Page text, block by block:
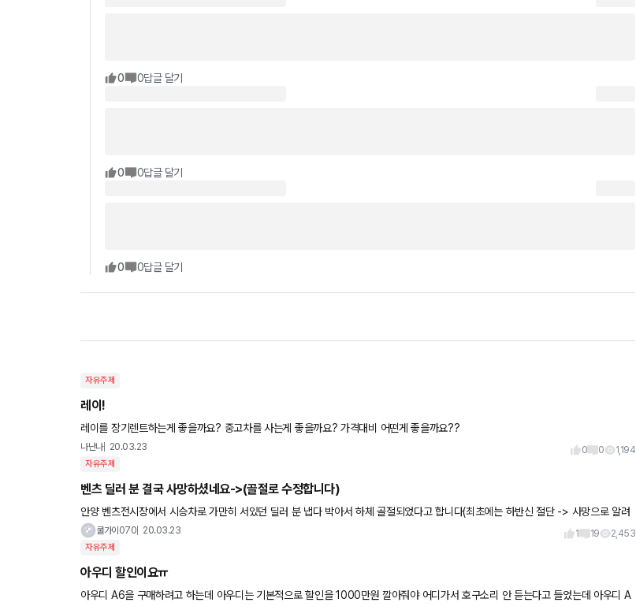
0 0답글 달기
0 0답글 달기
0 0답글 달기
자유주제
레이!
레이를 장기렌트하는게 좋을까요? 중고차를 사는게 좋을까요? 가격대비 어떤게 좋을까요??
나난나 20.03.23 0 0 1,194
자유주제
벤츠 딜러 분 결국 사망하셨네요->(골절로 수정합니다)
안양 벤츠전시장에서 시승차로 가만히 서있던 딜러 분 냅다 박아서 하체 골절되었다고 합니다(최초에는 하반신 절단 -> 사망으로 알려
쿨가이070 20.03.23 1 19 2,453
자유주제
아우디 할인이요ㅠ
아우디 A6을 구매하려고 하는데 아우디는 기본적으로 할인을 1000만원 깔아줘야 어디가서 호구소리 안 듣는다고 들었는데 아우디 A